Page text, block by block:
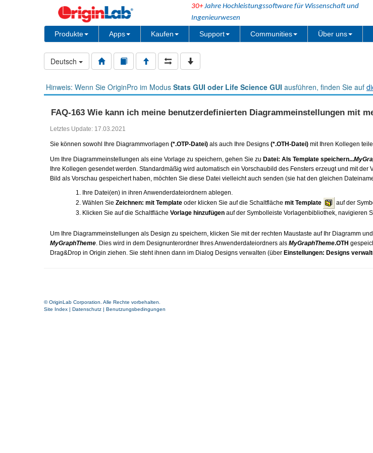
30+Jahre Hochleistungssoftware für Wissenschaft und
Ingenieurwesen
Produkte Apps Kaufen Support Communities Über uns
Deutsch
Hinweis: Wenn Sie OriginPro im Modus Stats GUI oder Life Science GUI ausführen, finden Sie auf
FAQ-163 Wie kann ich meine benutzerdefinierten Diagrammeinstellungen mit
Letztes Update: 17.03.2021
Sie können sowohl Ihre Diagrammvorlagen (*.OTP-Datei) als auch Ihre Designs (*.OTH-Datei) mit Ihren Kollegen
Um Ihre Diagrammeinstellungen als eine Vorlage zu speichern, gehen Sie zu Datei: Als Template speichern...
Ihre Kollegen gesendet werden. Standardmäßig wird automatisch ein Vorschaubild des Fensters erzeugt und mit
Bild als Vorschau gespeichert haben, möchten Sie diese Datei vielleicht auch senden (sie hat den gleichen
Ihre Datei(en) in ihren Anwenderdateiordnern ablegen.
Wählen Sie Zeichnen: mit Template oder klicken Sie auf die Schaltfläche mit Template auf der
Klicken Sie auf die Schaltfläche Vorlage hinzufügen auf der Symbolleiste Vorlagenbibliothek, navigieren
Um Ihre Diagrammeinstellungen als Design zu speichern, klicken Sie mit der rechten Maustaste auf Ihr Diagramm
MyGraphTheme. Dies wird in dem Designunterordner Ihres Anwenderdateiordners als MyGraphTheme.OTH
Drag&Drop in Origin ziehen. Sie steht ihnen dann im Dialog Designs verwalten (über Einstellungen: Designs
© OriginLab Corporation. Alle Rechte vorbehalten.
Site Index | Datenschutz | Benutzungsbedingungen